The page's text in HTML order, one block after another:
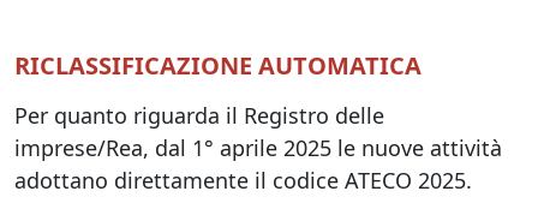
RICLASSIFICAZIONE AUTOMATICA
Per quanto riguarda il Registro delle
imprese/Rea, dal 1° aprile 2025 le nuove attività
adottano direttamente il codice ATECO 2025.